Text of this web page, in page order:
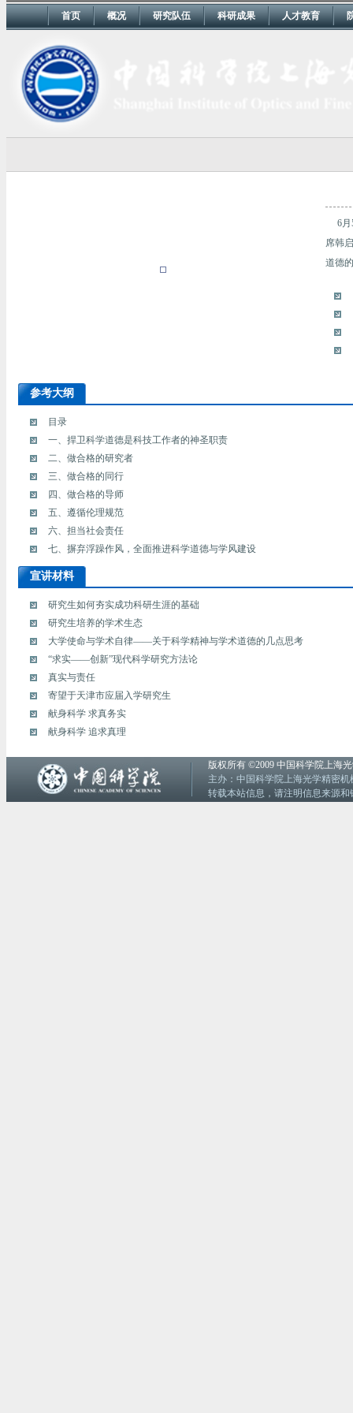
首页 概况 研究队伍 科研成果 人才教育
6
席韩
道德
参考大纲
目录
一、捍卫科学道德是科技工作者的神圣职责
二、做合格的研究者
三、做合格的同行
四、做合格的导师
五、遵循伦理规范
六、担当社会责任
七、摒弃浮躁作风，全面推进科学道德与学风建设
宣讲材料
研究生如何夯实成功科研生涯的基础
研究生培养的学术生态
大学使命与学术自律——关于科学精神与学术道德的几点思考
“求实——创新”现代科学研究方法论
真实与责任
寄望于天津市应届入学研究生
献身科学 求真务实
献身科学 追求真理
版权所有 ©2009 中国科学院上海
主办：中国科学院上海光学精密
转载本站信息，请注明信息来源和